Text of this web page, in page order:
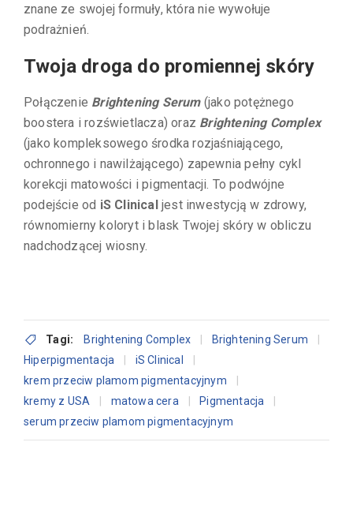
znane ze swojej formuły, która nie wywołuje
podrażnień.
Twoja droga do promiennej skóry
Połączenie Brightening Serum(jako potężnego
boostera i rozświetlacza) oraz Brightening Complex
(jako kompleksowego środka rozjaśniającego,
ochronnego i nawilżającego) zapewnia pełny cykl
korekcji matowości i pigmentacji. To podwójne
podejście od iS Clinicaljest inwestycją w zdrowy,
równomierny koloryt i blask Twojej skóry w obliczu
nadchodzącej wiosny.
Tagi: Brightening Complex
Brightening Serum
Hiperpigmentacja
iS Clinical
krem przeciw plamom pigmentacyjnym
kremy z USA
matowa cera
Pigmentacja
serum przeciw plamom pigmentacyjnym